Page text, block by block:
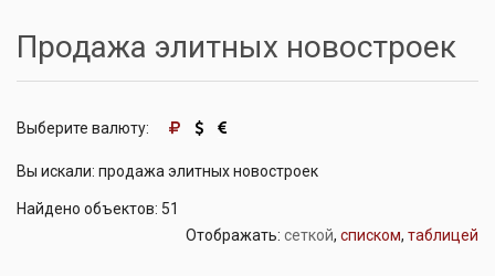
Продажа элитных новостроек
Выберите валюту:
Вы искали: продажа элитных новостроек
Найдено объектов: 51
Отображать: сеткой, списком, таблицей